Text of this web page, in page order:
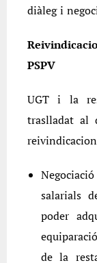
diàleg i
PSPV
UGT i la
traslladat al
salarials
poder
de la